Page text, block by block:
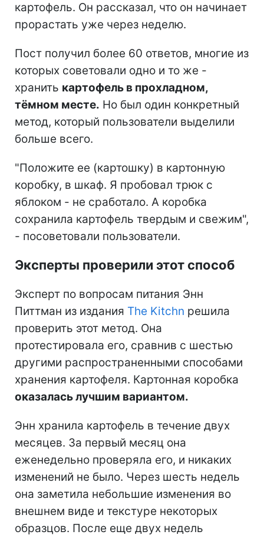
картофель. Он рассказал, что он начинает
прорастать уже через неделю.
Пост получил более 60 ответов, многие из
которых советовали одно и то же -
хранить картофель в прохладном,
тёмном месте. Но был один конкретный
метод, который пользователи выделили
больше всего.
"Положите ее (картошку) в картонную
коробку, в шкаф. Я пробовал трюк с
яблоком - не сработало. А коробка
сохранила картофель твердым и свежим",
- посоветовали пользователи.
Эксперты проверили этот способ
Эксперт по вопросам питания Энн
Питтман из издания The Kitchn решила
проверить этот метод. Она
протестировала его, сравнив с шестью
другими распространенными способами
хранения картофеля. Картонная коробка
оказалась лучшим вариантом.
Энн хранила картофель в течение двух
месяцев. За первый месяц она
еженедельно проверяла его, и никаких
изменений не было. Через шесть недель
она заметила небольшие изменения во
внешнем виде и текстуре некоторых
образцов. После еще двух недель